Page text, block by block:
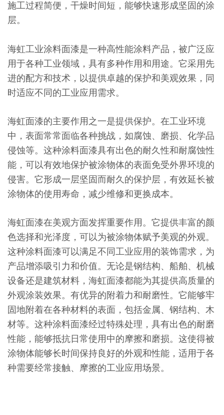
施工过程简便，干燥时间短，能够快速形成坚固的涂
层。
海虹工业涂料面漆是一种高性能涂料产品，被广泛应
用于各种工业领域，具有多种作用和用途。它采用先
进的配方和技术，以提供卓越的保护和美观效果，同
时适应不同的工业应用需求。
海虹面漆的主要作用之一是提供保护。在工业环境
中，表面常常面临各种挑战，如腐蚀、磨损、化学品
侵蚀等。这种涂料面漆具有出色的耐久性和耐腐蚀性
能，可以有效地保护被涂物体的表面免受外界环境的
侵害。它形成一层坚固而耐久的保护层，有效延长被
涂物体的使用寿命，减少维修和更换成本。
海虹面漆在美观方面发挥重要作用。它提供丰富的颜
色选择和光泽度，可以为被涂物体赋予美观的外观。
这种涂料面漆可以满足不同工业应用的装饰需求，为
产品增添吸引力和价值。无论是钢结构、船舶、机械
设备还是建筑材料，海虹面漆都能为其提供高质量的
外观涂装效果。有优异的附着力和耐磨性。它能够牢
固地附着在各种材料的表面，包括金属、钢结构、木
材等。这种涂料面漆经过特殊处理，具有出色的耐磨
性能，能够抵抗日常使用中的摩擦和磨损。这使得被
涂物体能够长时间保持良好的外观和性能，适用于各
种需要经常接触、摩擦的工业应用场景。